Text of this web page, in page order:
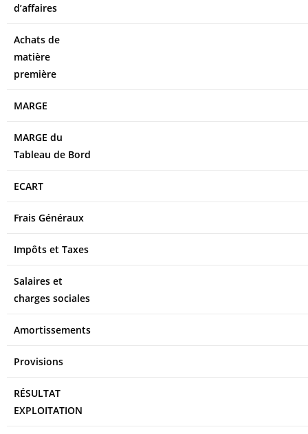
d’affaires
Achats de
matière
première
MARGE
MARGE du
Tableau de Bord
ECART
Frais Généraux
Impôts et Taxes
Salaires et
charges sociales
Amortissements
Provisions
RÉSULTAT
EXPLOITATION